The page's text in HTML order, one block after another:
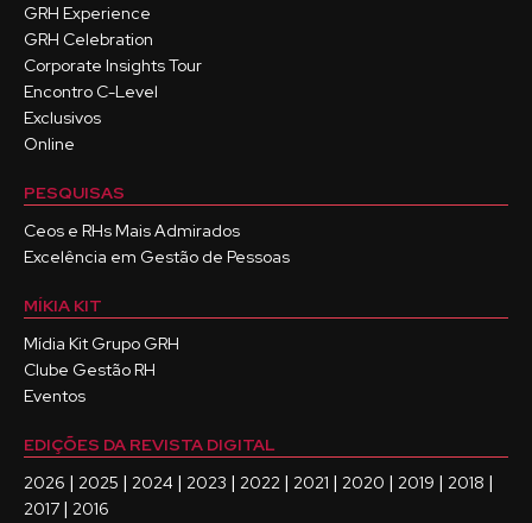
GRH Experience
GRH Celebration
Corporate Insights Tour
Encontro C-Level
Exclusivos
Online
PESQUISAS
Ceos e RHs Mais Admirados
Excelência em Gestão de Pessoas
MÍKIA KIT
Mídia Kit Grupo GRH
Clube Gestão RH
Eventos
EDIÇÕES DA REVISTA DIGITAL
2026 | 2025 | 2024 | 2023 | 2022 | 2021 | 2020 | 2019 | 2018 |
2017 | 2016